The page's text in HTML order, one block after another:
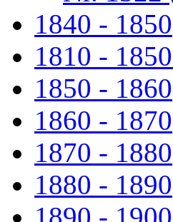
1840 - 1850
1810 -
1850 - 1860
1860 - 1870
1870 - 1880
1880 - 1890